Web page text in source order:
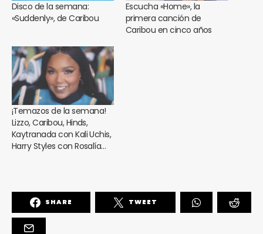
Disco de la semana:
«Suddenly», de Caribou
Escucha «Home», la
primera canción de
Caribou en cinco años
¡Temazos de la semana!
Lizzo, Caribou, Hinds,
Kaytranada con Kali Uchis,
Harry Styles con Rosalía…
SHARE TWEET